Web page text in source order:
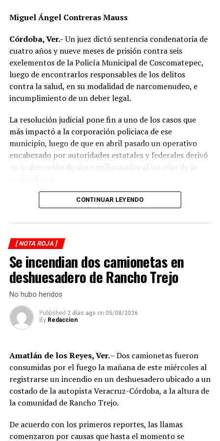
Las autoridades exhortaron a los automovilistas y
motociclistas a conducir con precaución, respetar los
límites de velocidad y aumentar la distancia de
seguridad entre vehículos, especialmente durante la
temporada de lluvias, cuando el riesgo de accidentes se
incrementa en las carreteras de la región.
La circulación en la zona se vio afectada por algunos
minutos mientras se realizaban las labores de auxilio y el
levantamiento de indicios por parte de las autoridades.
Posteriormente, el tránsito fue restablecido de manera
normal.
Miguel Ángel Contreras Mauss
Córdoba, Ver.-Un juez dictó sentencia condenatoria de
cuatro años y nueve meses de prisión contra seis
exelementos de la Policía Municipal de Coscomatepec,
luego de encontrarlos responsables de los delitos
contra la salud, en su modalidad de narcomenudeo, e
incumplimiento de un deber legal.
La resolución judicial pone fin a uno de los casos que
más impactó a la corporación policiaca de ese
municipio, luego de que en abril pasado un operativo
encabezado por autoridades estatales y federales derivó
en la detención de siete uniformados al interior de la
La intervención se realizó el 10 de abril mediante un
elementos de la Secretaría de Marina (Semar) y de la
Secretaría de Seguridad Pública (SSP), quienes
ejecutaron una revisión en las instalaciones de la
corporación municipal.
Durante la inspección, los efectivos localizaron diversas
dosis de droga presuntamente destinadas al
narcomenudeo, por lo que los policías fueron
asegurados y puestos a disposición de la Fiscalía
Regional para el inicio de las investigaciones
Tras varios meses de proceso penal, el juez consideró
acreditada la responsabilidad de Anselmo “N”, Jesús “N”,
Diego “N”, Lauro Arturo “N”, Dana Natalia “N” y
Bonifacio “N”, imponiéndoles una pena de cuatro años y
nueve meses de prisión.
Los ahora sentenciados formaban parte de la Policía
CONTINUAR LEYENDO
[ NOTA ROJA ]
Se incendian dos camionetas en
deshuesadero de Rancho Trejo
No hubo heridos
Published 2 días ago on 05/08/2026
By Redaccion
Amatlán de los Reyes, Ver.– Dos camionetas fueron
consumidas por el fuego la mañana de este miércoles al
registrarse un incendio en un deshuesadero ubicado a un
costado de la autopista Veracruz-Córdoba, a la altura de
la comunidad de Rancho Trejo.
De acuerdo con los primeros reportes, las llamas
comenzaron por causas que hasta el momento se